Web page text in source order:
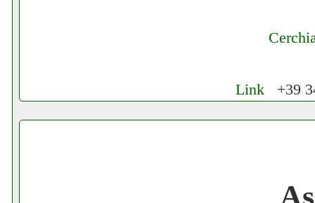
Cerchiamo Collaboratori per Lavoro nel
Link +39